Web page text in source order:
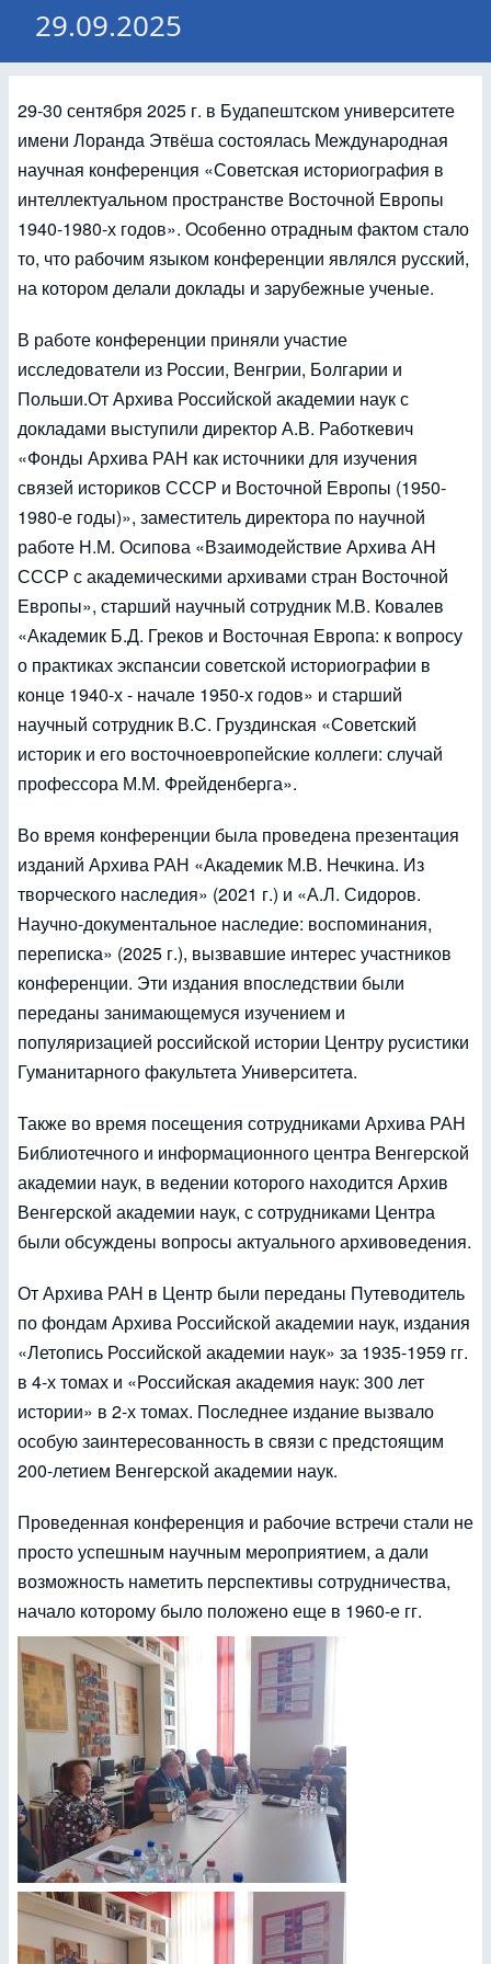
29.09.2025
29-30 сентября 2025 г. в Будапештском университете
имени Лоранда Этвёша состоялась Международная
научная конференция «Советская историография в
интеллектуальном пространстве Восточной Европы
1940-1980-х годов». Особенно отрадным фактом стало
то, что рабочим языком конференции являлся русский,
на котором делали доклады и зарубежные ученые.
В работе конференции приняли участие
исследователи из России, Венгрии, Болгарии и
Польши.От Архива Российской академии наук с
докладами выступили директор А.В. Работкевич
«Фонды Архива РАН как источники для изучения
связей историков СССР и Восточной Европы (1950-
1980-е годы)», заместитель директора по научной
работе Н.М. Осипова «Взаимодействие Архива АН
СССР с академическими архивами стран Восточной
Европы», старший научный сотрудник М.В. Ковалев
«Академик Б.Д. Греков и Восточная Европа: к вопросу
о практиках экспансии советской историографии в
конце 1940-х - начале 1950-х годов» и старший
научный сотрудник В.С. Груздинская «Советский
историк и его восточноевропейские коллеги: случай
профессора М.М. Фрейденберга».
Во время конференции была проведена презентация
изданий Архива РАН «Академик М.В. Нечкина. Из
творческого наследия» (2021 г.) и «А.Л. Сидоров.
Научно-документальное наследие: воспоминания,
переписка» (2025 г.), вызвавшие интерес участников
конференции. Эти издания впоследствии были
переданы занимающемуся изучением и
популяризацией российской истории Центру русистики
Гуманитарного факультета Университета.
Также во время посещения сотрудниками Архива РАН
Библиотечного и информационного центра Венгерской
академии наук, в ведении которого находится Архив
Венгерской академии наук, с сотрудниками Центра
были обсуждены вопросы актуального архивоведения.
От Архива РАН в Центр были переданы Путеводитель
по фондам Архива Российской академии наук, издания
«Летопись Российской академии наук» за 1935-1959 гг.
в 4-х томах и «Российская академия наук: 300 лет
истории» в 2-х томах. Последнее издание вызвало
особую заинтересованность в связи с предстоящим
200-летием Венгерской академии наук.
Проведенная конференция и рабочие встречи стали не
просто успешным научным мероприятием, а дали
возможность наметить перспективы сотрудничества,
начало которому было положено еще в 1960-е гг.